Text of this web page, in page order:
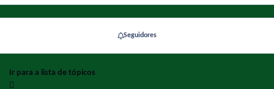
Seguidores
Ir para a lista de tópicos